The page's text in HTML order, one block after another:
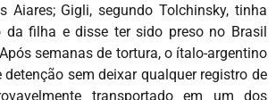
Aiares; Gigli, segundo Tolchinsky, tinha
filha e disse ter sido preso no Brasil
semanas de tortura, o ítalo-argentino
sem deixar qualquer registro de
transportado em um dos